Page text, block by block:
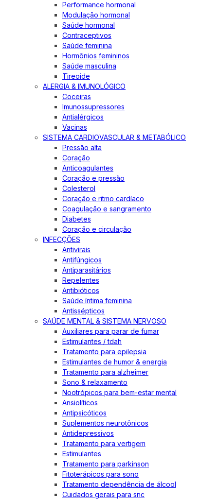
Performance hormonal
Modulação hormonal
Saúde hormonal
Contraceptivos
Saúde feminina
Hormônios femininos
Saúde masculina
Tireoide
ALERGIA & IMUNOLÓGICO
Coceiras
Imunossupressores
Antialérgicos
Vacinas
SISTEMA CARDIOVASCULAR & METABÓLICO
Pressão alta
Coração
Anticoagulantes
Coração e pressão
Colesterol
Coração e ritmo cardíaco
Coagulação e sangramento
Diabetes
Coração e circulação
INFECÇÕES
Antivirais
Antifúngicos
Antiparasitários
Repelentes
Antibióticos
Saúde íntima feminina
Antissépticos
SAÚDE MENTAL & SISTEMA NERVOSO
Auxiliares para parar de fumar
Estimulantes / tdah
Tratamento para epilepsia
Estimulantes de humor & energia
Tratamento para alzheimer
Sono & relaxamento
Nootrópicos para bem-estar mental
Ansiolíticos
Antipsicóticos
Suplementos neurotônicos
Antidepressivos
Tratamento para vertigem
Estimulantes
Tratamento para parkinson
Fitoterápicos para sono
Tratamento dependência de álcool
Cuidados gerais para snc